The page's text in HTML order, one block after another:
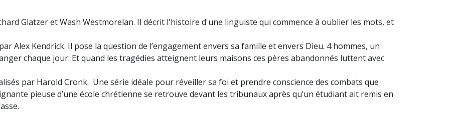
Glatzer et Wash Westmorelan. Il décrit l'histoire d'une linguiste qui commence à oublier les mots, et
Alex Kendrick. Il pose la question de l’engagement envers sa famille et envers Dieu. 4 hommes, un
chaque jour. Et quand les tragédies atteignent leurs maisons ces pères abandonnés luttent avec
par Harold Cronk. Une série idéale pour réveiller sa foi et prendre conscience des combats que
pieuse d’une école chrétienne se retrouve devant les tribunaux après qu’un étudiant ait remis en